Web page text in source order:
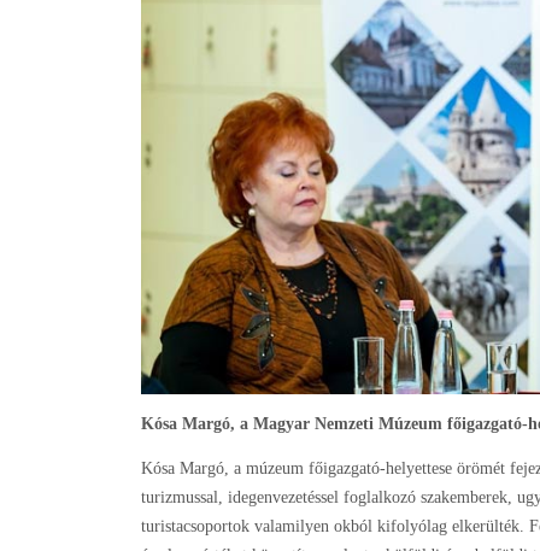
Kósa Margó, a Magyar Nemzeti Múzeum főigazgató-
Kósa Margó, a múzeum főigazgató-helyettese örömét
turizmussal, idegenvezetéssel foglalkozó szakemberek,
turistacsoportok valamilyen okból kifolyólag elkerülték.